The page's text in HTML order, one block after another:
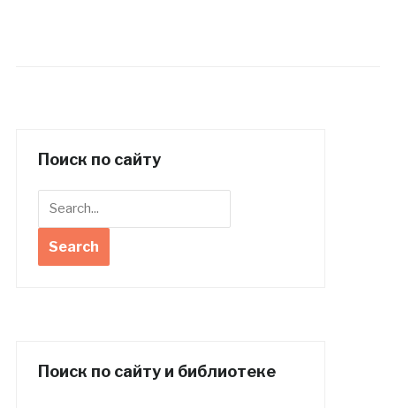
Поиск по сайту
Поиск по сайту и библиотеке